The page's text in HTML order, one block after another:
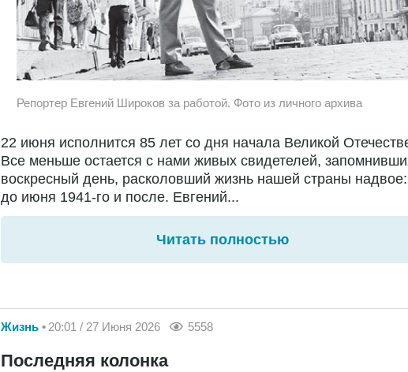
Репортер Евгений Широков за работой. Фото из личного архива
22 июня исполнится 85 лет со дня начала Великой
Все меньше остается с нами живых свидетелей,
воскресный день, расколовший жизнь нашей страны надвое:
до июня 1941-го и после. Евгений...
Читать полностью
Жизнь 20:01 / 27 Июня 2026 5558
Последняя колонка